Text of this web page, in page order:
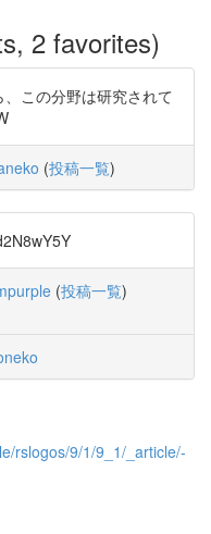
2 favorites)
この分野は研究されて
(投稿一覧)
(投稿一覧)
rslogos/9/1/9_1/_article/-